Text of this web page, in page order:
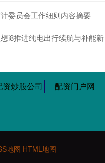
委员会工作细则内容摘要
i8推进纯电出行续航与补能新
资炒股公司 配资门户网
地图 HTML地图